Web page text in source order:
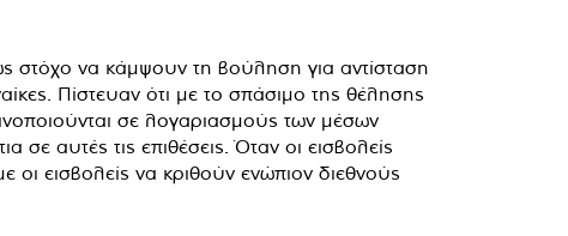
στόχο να κάμψουν τη βούληση για αντίσταση
Πίστευαν ότι με το σπάσιμο της θέλησης
σε λογαριασμούς των μέσων
αυτές τις επιθέσεις. Όταν οι εισβολείς
εισβολείς να κριθούν ενώπιον διεθνούς